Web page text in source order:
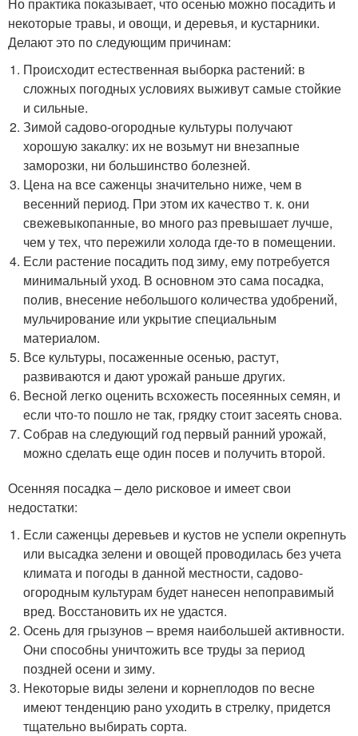
некоторые травы, и овощи, и деревья, и кустарники.
Делают это по следующим причинам:
Происходит естественная выборка растений: в
сложных погодных условиях выживут самые стойкие
и сильные.
Зимой садово-огородные культуры получают
хорошую закалку: их не возьмут ни внезапные
заморозки, ни большинство болезней.
Цена на все саженцы значительно ниже, чем в
весенний период. При этом их качество т. к. они
свежевыкопанные, во много раз превышает лучше,
чем у тех, что пережили холода где-то в помещении.
Если растение посадить под зиму, ему потребуется
минимальный уход. В основном это сама посадка,
полив, внесение небольшого количества удобрений,
мульчирование или укрытие специальным
материалом.
Все культуры, посаженные осенью, растут,
развиваются и дают урожай раньше других.
Весной легко оценить всхожесть посеянных семян, и
если что-то пошло не так, грядку стоит засеять снова.
Собрав на следующий год первый ранний урожай,
можно сделать еще один посев и получить второй.
Осенняя посадка – дело рисковое и имеет свои
недостатки:
Если саженцы деревьев и кустов не успели окрепнуть
или высадка зелени и овощей проводилась без учета
климата и погоды в данной местности, садово-
огородным культурам будет нанесен непоправимый
вред. Восстановить их не удастся.
Осень для грызунов – время наибольшей активности.
Они способны уничтожить все труды за период
поздней осени и зиму.
Некоторые виды зелени и корнеплодов по весне
имеют тенденцию рано уходить в стрелку, придется
тщательно выбирать сорта.